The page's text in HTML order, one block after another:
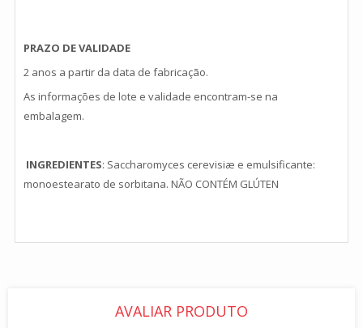
PRAZO DE VALIDADE
2 anos a partir da data de fabricação.
As informações de lote e validade encontram-se na
embalagem.
INGREDIENTES: Saccharomyces cerevisiæ e emulsificante:
monoestearato de sorbitana. NÃO CONTÉM GLÚTEN
AVALIAR PRODUTO